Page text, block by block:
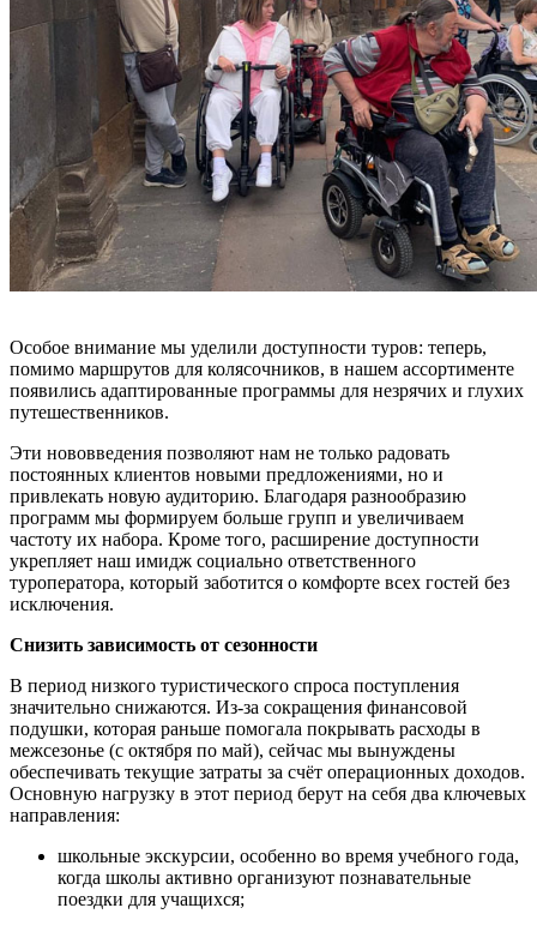
Особое внимание мы уделили доступности туров: теперь,
помимо маршрутов для колясочников, в нашем ассортименте
появились адаптированные программы для незрячих и глухих
путешественников.
Эти нововведения позволяют нам не только радовать
постоянных клиентов новыми предложениями, но и
привлекать новую аудиторию. Благодаря разнообразию
программ мы формируем больше групп и увеличиваем
частоту их набора. Кроме того, расширение доступности
укрепляет наш имидж социально ответственного
туроператора, который заботится о комфорте всех гостей без
исключения.
Снизить зависимость от сезонности
В период низкого туристического спроса поступления
значительно снижаются. Из-за сокращения финансовой
подушки, которая раньше помогала покрывать расходы в
межсезонье (с октября по май), сейчас мы вынуждены
обеспечивать текущие затраты за счёт операционных доходов.
Основную нагрузку в этот период берут на себя два ключевых
направления:
школьные экскурсии, особенно во время учебного года,
когда школы активно организуют познавательные
поездки для учащихся;